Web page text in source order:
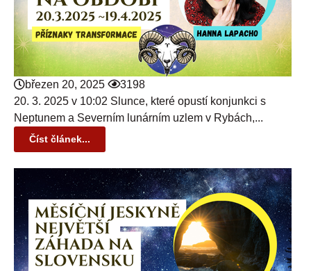
březen 20, 2025
3198
20. 3. 2025 v 10:02 Slunce, které opustí konjunkci s
Neptunem a Severním lunárním uzlem v Rybách,...
Číst článek...